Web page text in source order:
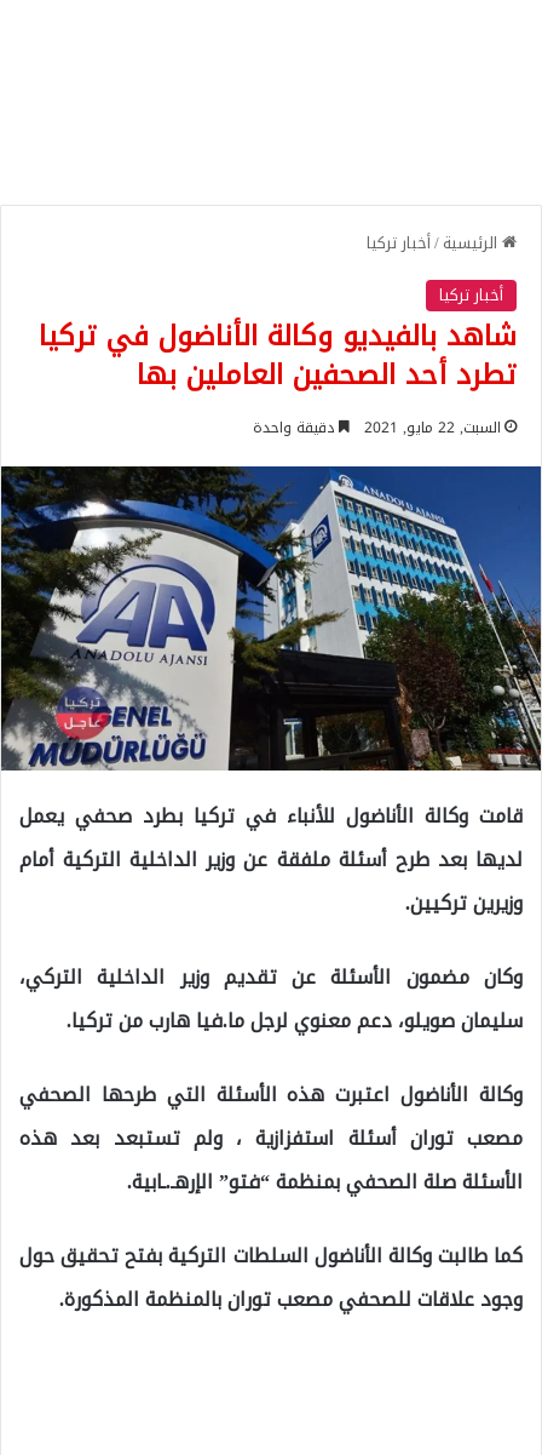
الرئيسية/أخبار تركيا
أخبار تركيا
شاهد بالفيديو وكالة الأناضول في تركيا
تطرد أحد الصحفين العاملين بها
السبت, 22 مايو, 2021 دقيقة واحدة
قامت وكالة الأناضول للأنباء في تركيا بطرد صحفي يعمل
لديها بعد طرح أسئلة ملفقة عن وزير الداخلية التركية أمام
وزيرين تركيين.
وكان مضمون الأسئلة عن تقديم وزير الداخلية التركي،
سليمان صويلو، دعم معنوي لرجل ما.فيا هارب من تركيا.
وكالة الأناضول اعتبرت هذه الأسئلة التي طرحها الصحفي
مصعب توران أسئلة استفزازية ، ولم تستبعد بعد هذه
الأسئلة صلة الصحفي بمنظمة “فتو” الإرهـ.ـابية.
كما طالبت وكالة الأناضول السلطات التركية بفتح تحقيق حول
وجود علاقات للصحفي مصعب توران بالمنظمة المذكورة.